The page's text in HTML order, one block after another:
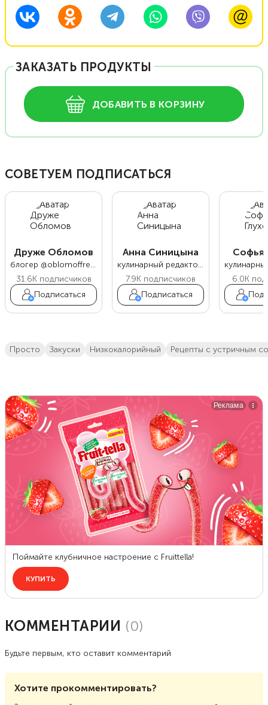
ЗАКАЗАТЬ ПРОДУКТЫ
ДОБАВИТЬ В КОРЗИНУ
СОВЕТУЕМ ПОДПИСАТЬСЯ
Друже Обломов
блогер @oblomoffrecipe
31.6Kподписчиков
Подписаться
Анна Синицына
кулинарный редактор Food.ru
7.9K подписчиков
Подписаться
Софья
6.0K
просто закуски низкокалорийный рецепты с устричным
КОММЕНТАРИИ (0)
Будьте первым, кто оставит комментарий
Хотите прокомментировать?